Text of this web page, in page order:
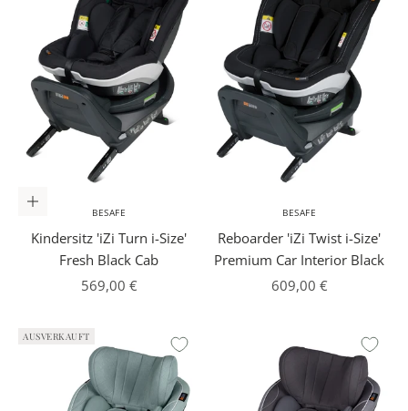
In den Warenkorb
BESAFE
Kindersitz 'iZi Turn i-Size'
Fresh Black Cab
Angebot
569,00 €
BESAFE
Reboarder 'iZi Twist i-Size'
Premium Car Interior Black
Angebot
609,00 €
AUSVERKAUFT